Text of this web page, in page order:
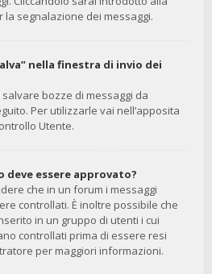
segnalazione dei messaggi.
nella finestra di invio dei
bozze di messaggi da
Per utilizzarle vai nell’apposita
Utente.
deve essere approvato?
che in un forum i messaggi
controllati. È inoltre possibile che
in un gruppo di utenti i cui
controllati prima di essere resi
per maggiori informazioni.